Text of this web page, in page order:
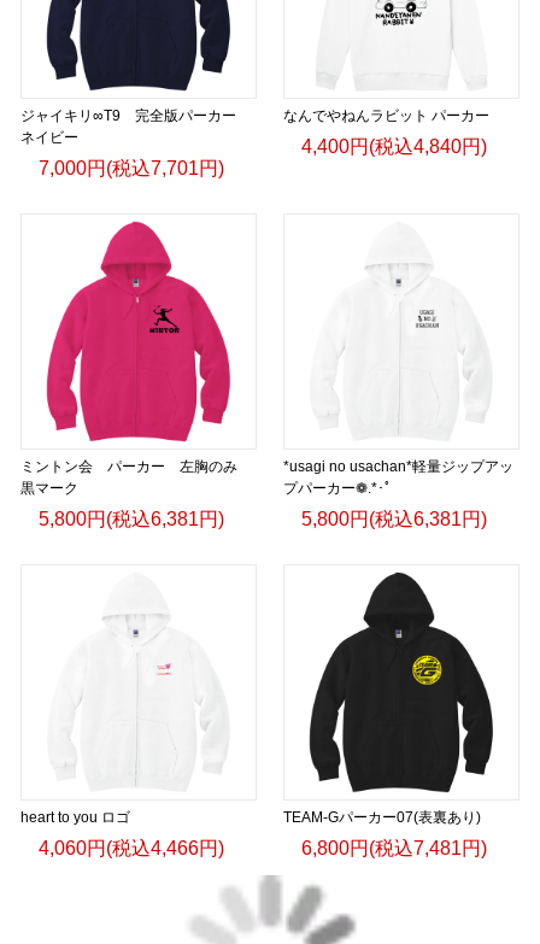
ジャイキリ∞T9 完全版パーカー
ネイビー
7,000円(税込7,701円)
なんでやねんラビット パーカー
4,400円(税込4,840円)
ミントン会 パーカー 左胸のみ
黒マーク
5,800円(税込6,381円)
*usagi no usachan*軽量ジップアッ
プパーカー❁.*･ﾟ
5,800円(税込6,381円)
heart to you ロゴ
4,060円(税込4,466円)
TEAM-Gパーカー07(表裏あり)
6,800円(税込7,481円)